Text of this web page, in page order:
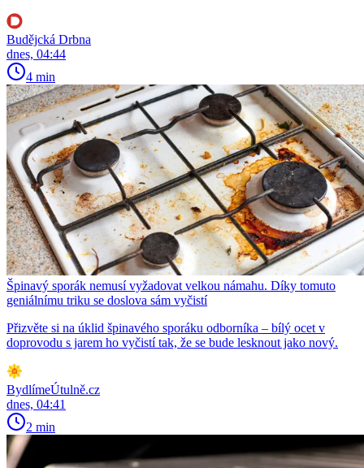
Budějcká Drbna
dnes, 04:44
4 min
Špinavý sporák nemusí vyžadovat velkou námahu. Díky tomuto
geniálnímu triku se doslova sám vyčistí
Přizvěte si na úklid špinavého sporáku odborníka – bílý ocet v
doprovodu s jarem ho vyčistí tak, že se bude lesknout jako nový.
BydlímeÚtulně.cz
dnes, 04:41
2 min